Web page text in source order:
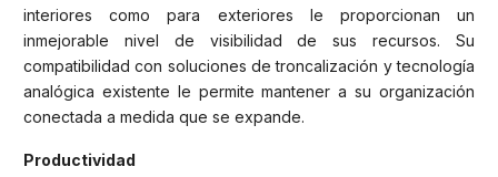
interiores como para exteriores le proporcionan un
inmejorable nivel de visibilidad de sus recursos. Su
compatibilidad con soluciones de troncalización y tecnología
analógica existente le permite mantener a su organización
conectada a medida que se expande.
Productividad